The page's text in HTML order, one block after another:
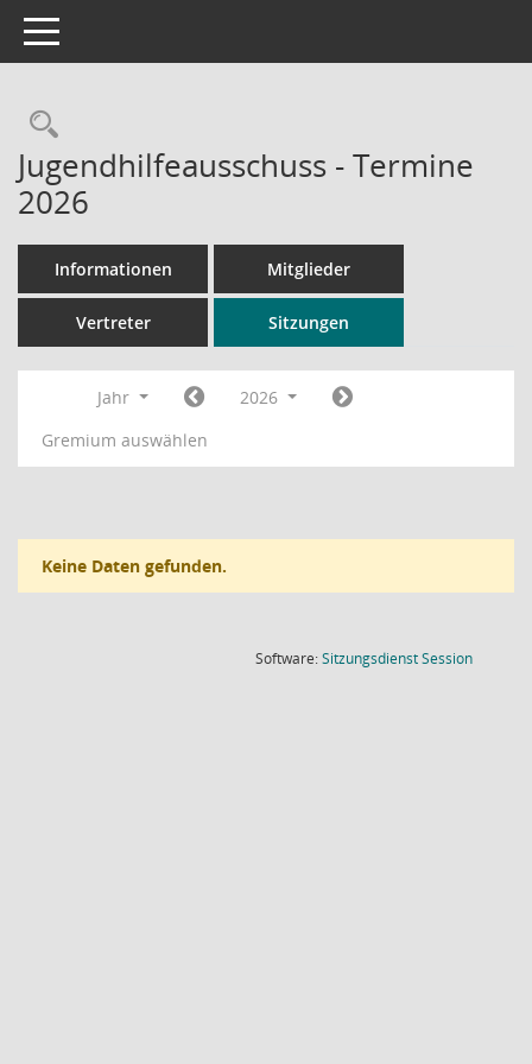
Toggle navigation
Rechercheauswahl
Jugendhilfeausschuss - Termine
2026
Informationen Mitglieder
Vertreter Sitzungen
Jahr
2026
Gremium auswählen
Keine Daten gefunden.
Software:SitzungsdienstSession(Wird in